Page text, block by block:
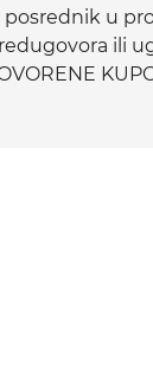
u
ili